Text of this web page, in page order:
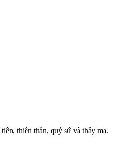
thiên thần, quỷ sứ và thây ma.